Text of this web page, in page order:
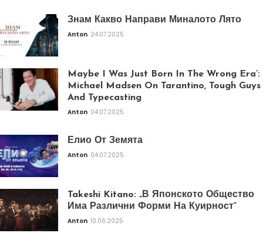
Знам Какво Направи Миналото Лято
Anton 24.07.2025
Maybe I Was Just Born In The Wrong Era’:
Michael Madsen On Tarantino, Tough Guys
And Typecasting
Anton 04.07.2025
Елио От Земята
Anton 04.07.2025
Takeshi Kitano: „В Японското Общество
Има Различни Форми На Куирност“
Anton 10.06.2025